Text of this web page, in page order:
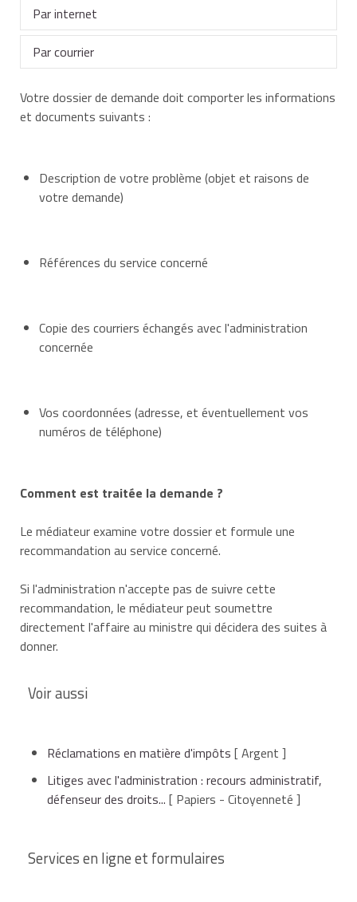
mediateur[@]finances.gouv.fr
Par internet
En utilisant leformulaire en ligne
Par courrier
Monsieur le Médiateur des Ministères économiques et
financiers
14010 CAEN cedex 1
Votre dossier de demande doit comporter les informations
et documents suivants :
Description de votre problème (objet et raisons de
votre demande)
Références du service concerné
Copie des courriers échangés avec l'administration
concernée
Vos coordonnées (adresse, et éventuellement vos
numéros de téléphone)
Comment est traitée la demande ?
Le médiateur examine votre dossier et formule une
recommandation au service concerné.
Si l'administration n'accepte pas de suivre cette
recommandation, le médiateur peut soumettre
directement l'affaire au ministre qui décidera des suites à
donner.
Voir aussi
Réclamations en matière d'impôts [ Argent ]
Litiges avec l'administration : recours administratif,
défenseur des droits... [ Papiers - Citoyenneté ]
Services en ligne et formulaires